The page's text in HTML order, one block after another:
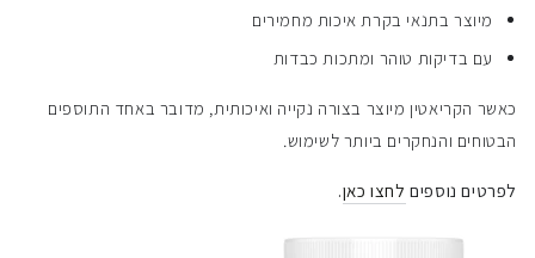
מיוצר בתנאי בקרת איכות מחמירים
עם בדיקות טוהר ומתכות כבדות
כאשר הקריאטין מיוצר בצורה נקייה ואיכותית, מדובר באחד התוספים
הבטוחים והנחקרים ביותר לשימוש.
לפרטים נוספים לחצו כאן.